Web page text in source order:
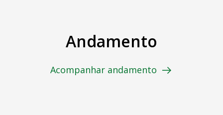
Andamento
Acompanhar andamento